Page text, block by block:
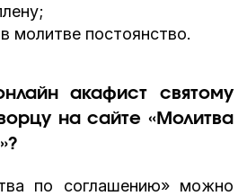
молитве постоянство.
акафист святому
на сайте «Молитва
по соглашению» можно